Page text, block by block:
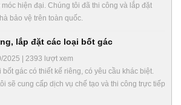
hiện đại. Chúng tôi đã thi công và lắp đặt
bảo vệ trên toàn quốc.
lắp đặt các loại bốt gác
2025 | 2393 lượt xem
bốt gác có thiết kế riêng, có yêu cầu khác biệt.
sẽ cung cấp dịch vụ chế tạo và thi công trực tiếp